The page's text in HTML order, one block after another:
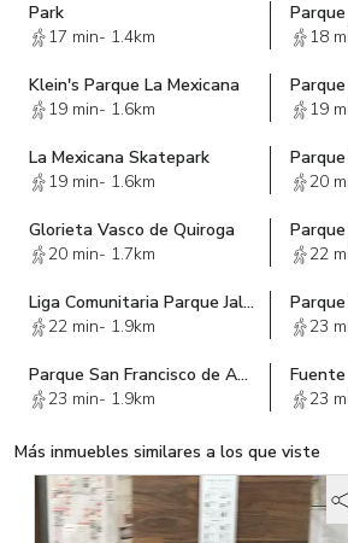
Park
17 min- 1.4km
18
Klein's Parque La Mexicana
19 min- 1.6km
19
La Mexicana Skatepark
19 min- 1.6km
20
Glorieta Vasco de Quiroga
20 min- 1.7km
22
Liga Comunitaria Parque Jalalpa
22 min- 1.9km
23
Parque San Francisco de Asis
23 min- 1.9km
Fuente
23
Más inmuebles similares a los que viste